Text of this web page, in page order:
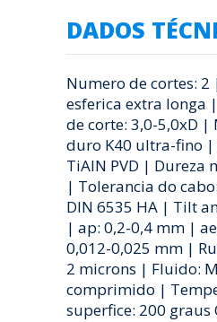
DADOS
Numero de cortes: 2
esferica extra longa
de corte: 3,0-5,0xD
duro K40 ultra-fino |
TiAlN PVD | Dureza
| Tolerancia do
DIN 6535 HA | Tilt
| ap: 0,2-0,4 mm |
0,012-0,025 mm |
2 microns | Fluido:
comprimido |
superfice: 200 graus